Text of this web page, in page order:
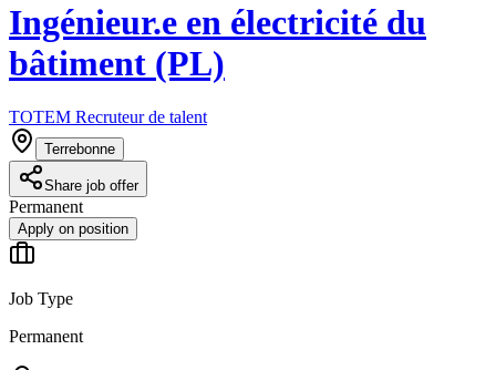
Ingénieur.e en électricité du
bâtiment (PL)
TOTEM Recruteur de talent
Terrebonne
Share job offer
Permanent
Apply on position
Job Type
Permanent